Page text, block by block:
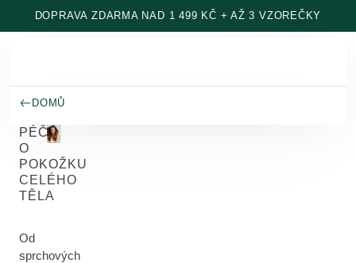
Přeskočit na hlavní obsah
DOPRAVA ZDARMA NAD 1 499 KČ + AŽ 3 VZOREČKY
DOMŮ
PÉČE
O
POKOŽKU
CELÉHO
TĚLA
Od
sprchových